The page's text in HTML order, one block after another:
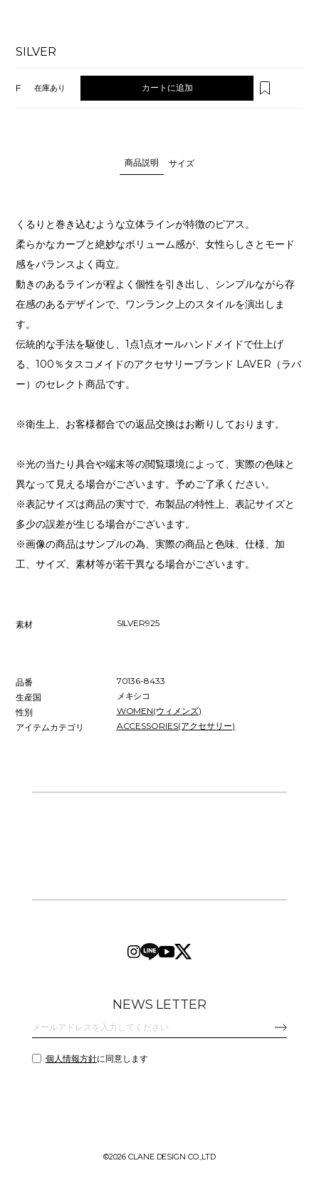
SILVER
F 在庫あり カートに追加
商品説明 サイズ
くるりと巻き込むような立体ラインが特徴のピアス。
柔らかなカーブと絶妙なボリューム感が、女性らしさとモード
感をバランスよく両立。
動きのあるラインが程よく個性を引き出し、シンプルながら存
在感のあるデザインで、ワンランク上のスタイルを演出しま
す。
伝統的な手法を駆使し、1点1点オールハンドメイドで仕上げ
る、100％タスコメイドのアクセサリーブランド LAVER（ラバ
ー）のセレクト商品です。
※衛生上、お客様都合での返品交換はお断りしております。
※光の当たり具合や端末等の閲覧環境によって、実際の色味と
異なって見える場合がございます。予めご了承ください。
※表記サイズは商品の実寸で、布製品の特性上、表記サイズと
多少の誤差が生じる場合がございます。
※画像の商品はサンプルの為、実際の商品と色味、仕様、加
工、サイズ、素材等が若干異なる場合がございます。
素材 SILVER925
品番
70136-8433
生産国
メキシコ
性別
WOMEN(ウィメンズ)
アイテムカテゴリ
ACCESSORIES(アクセサリー)
NEWS LETTER
個人情報方針に同意します
©2026 CLANE DESIGN CO.,LTD